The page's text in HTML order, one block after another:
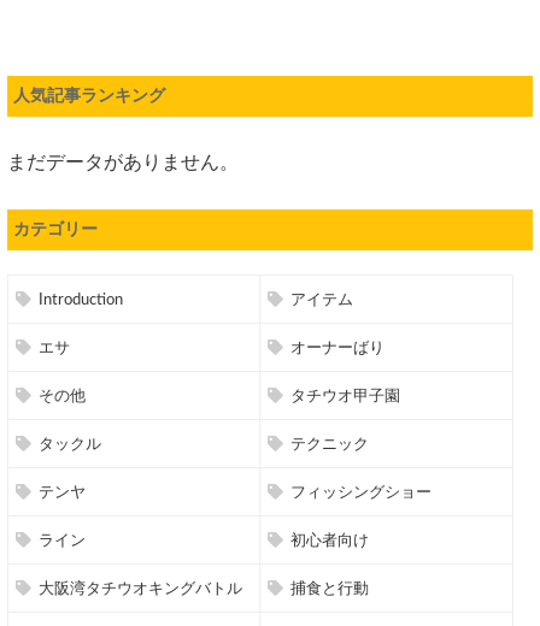
人気記事ランキング
まだデータがありません。
カテゴリー
Introduction アイテム
エサ オーナーばり
その他 タチウオ甲子園
タックル テクニック
テンヤ フィッシングショー
ライン 初心者向け
大阪湾タチウオキングバトル 捕食と行動